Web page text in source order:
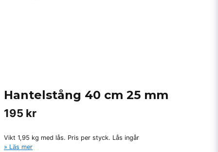
Hantelstång 40 cm 25 mm
195 kr
Vikt 1,95 kg med lås. Pris per styck. Lås ingår
Läs mer